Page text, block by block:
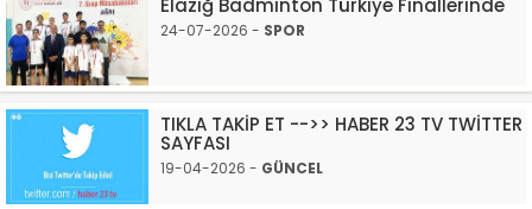
Elazığ Badminton Türkiye Finallerinde
24-07-2026 - SPOR
TIKLA TAKİP ET -->> HABER 23 TV TWİTTER
SAYFASI
19-04-2026 - GÜNCEL